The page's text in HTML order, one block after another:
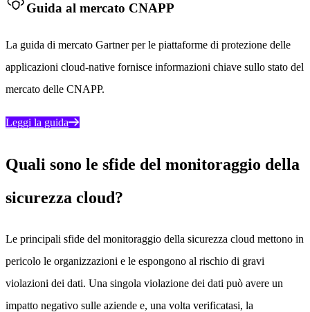
Guida al mercato CNAPP
La guida di mercato Gartner per le piattaforme di protezione delle
applicazioni cloud-native fornisce informazioni chiave sullo stato del
mercato delle CNAPP.
Leggi la guida
Quali sono le sfide del monitoraggio della
sicurezza cloud?
Le principali sfide del monitoraggio della sicurezza cloud mettono in
pericolo le organizzazioni e le espongono al rischio di gravi
violazioni dei dati. Una singola violazione dei dati può avere un
impatto negativo sulle aziende e, una volta verificatasi, la